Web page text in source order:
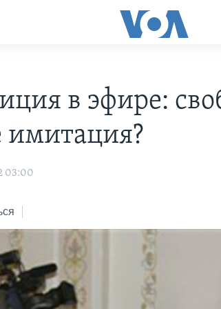
в эфире:
имитация?
03:00